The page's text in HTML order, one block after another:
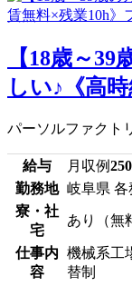
【18歳～
しい♪《高
パーソルファクト
給与 月収例
勤務地 岐阜県 各
寮・社
宅
あり（無
仕事内
容
機械系工
替制